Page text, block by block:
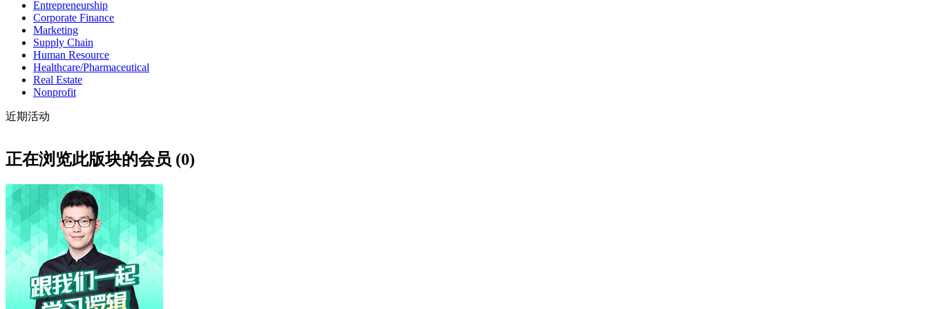
Entrepreneurship
Corporate Finance
Marketing
Supply Chain
Human Resource
Healthcare/Pharmaceutical
Real Estate
Nonprofit
近期活动
正在浏览此版块的会员 (0)